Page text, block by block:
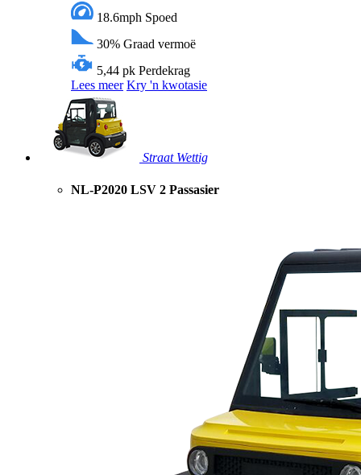
18.6mph Spoed
30% Graad vermoë
5,44 pk Perdekrag
Lees meer Kry 'n kwotasie
Straat Wettig
NL-P2020 LSV 2 Passasier